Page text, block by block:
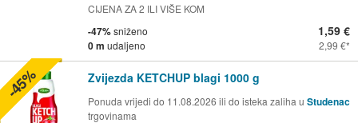
CIJENA ZA 2 ILI VIŠE KOM
-47%sniženo
0 m udaljeno
1,59 €
2,99 €
Zvijezda KETCHUP blagi 1000 g
Ponuda vrijedi do 11.08.2026 ili do isteka zaliha u Studenac
trgovinama
-45%